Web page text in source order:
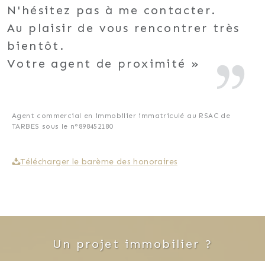
N'hésitez pas à me contacter.
Au plaisir de vous rencontrer très
bientôt.
Votre agent de proximité
Agent commercial en immobilier immatriculé au RSAC de
TARBES sous le n°898452180
Télécharger le barème des honoraires
Un projet immobilier ?